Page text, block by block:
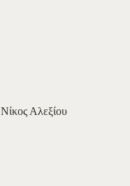
Νίκος Αλεξίου